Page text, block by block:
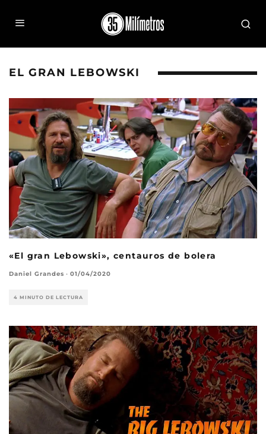
EL GRAN LEBOWSKI
«El gran Lebowski», centauros de bolera
Daniel Grandes · 01/04/2020
4 MINUTO DE LECTURA